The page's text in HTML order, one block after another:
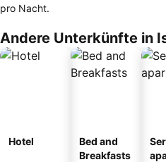
pro Nacht.
Andere Unterkünfte in
Hotel
Bed and
Breakfasts